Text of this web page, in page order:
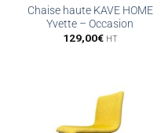
Chaise haute KAVE HOME
Yvette – Occasion
129,00€ HT